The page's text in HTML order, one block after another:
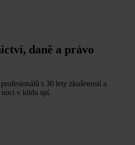
daně a právo
s 30 lety zkušeností a
v klidu spí.